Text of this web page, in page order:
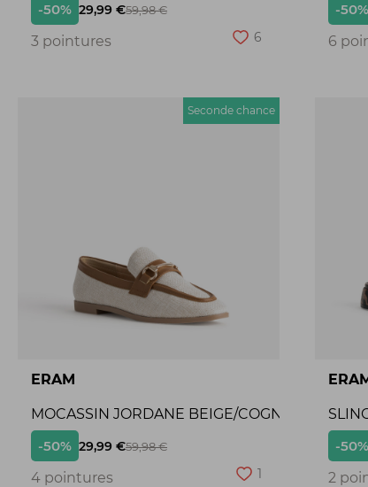
-50% 29,99 €59,98 €
3 pointures 6
-50%
6
Seconde chance
ERAM
MOCASSIN JORDANE BEIGE/COGNAC
-50% 29,99 €59,98 €
4 pointures 1
-50%
2